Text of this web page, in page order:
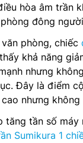
hòa âm trần
đông
phòng, chiếc
khả năng
nhưng
Đây là điểm
nhưng
tần số
Sumikura 1